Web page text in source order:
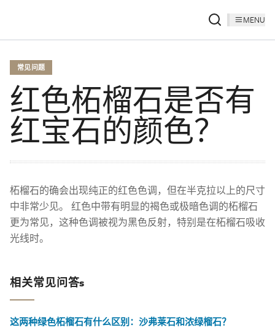
MENU
常见问题
红色柘榴石是否有
红宝石的颜色？
柘榴石的确会出现纯正的红色色调，但在半克拉以上的尺寸
中非常少见。 红色中带有明显的褐色或极暗色调的柘榴石
更为常见，这种色调被视为黑色反射，特别是在柘榴石吸收
光线时。
相关常见问答s
这两种绿色柘榴石有什么区别：沙弗莱石和浓绿榴石？